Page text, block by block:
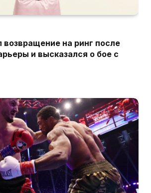
возвращение на ринг после
и высказался о бое с